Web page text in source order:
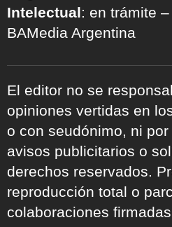
Intelectual: en trámite
BAMedia Argentina
El editor no se
opiniones vertidas en
o con seudónimo, ni
avisos publicitarios o
derechos reservados.
reproducción total o
colaboraciones